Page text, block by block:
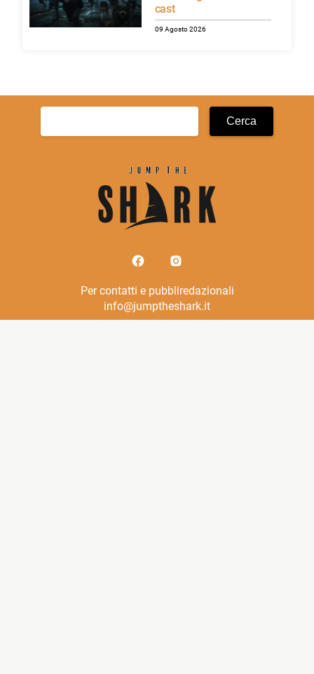
cast
09 Agosto 2026
Ricerca
Per contatti e pubbliredazionali
info@jumptheshark.it